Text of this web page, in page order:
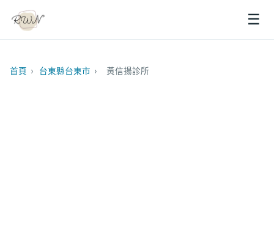
☰
首頁 › 台東縣台東市 › 黃信揚診所